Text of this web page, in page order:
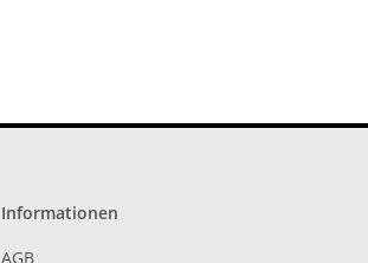
Informationen
AGB